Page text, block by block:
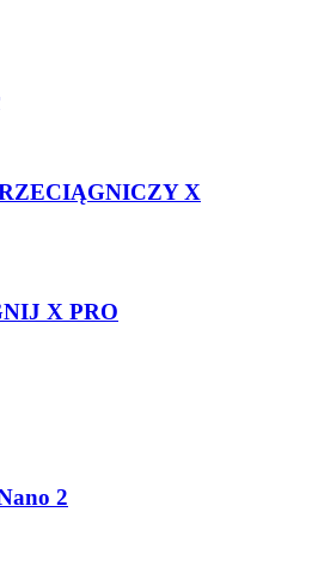
X
X PRO
2